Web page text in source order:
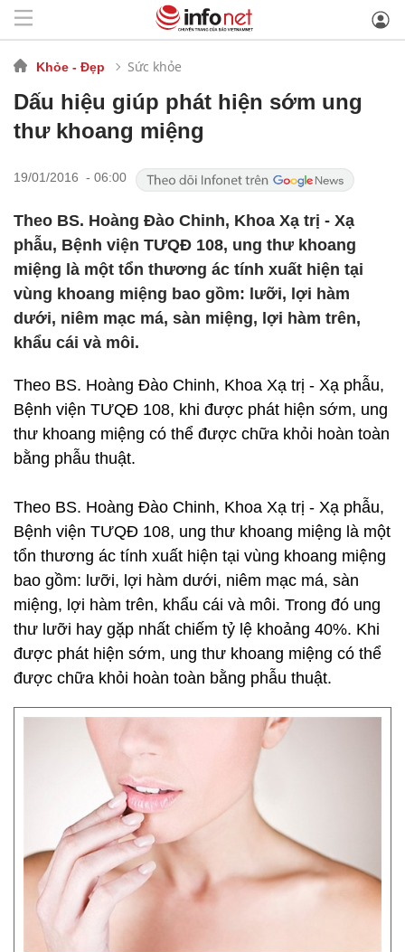
Khỏe - Đẹp Sức khỏe
Dấu hiệu giúp phát hiện sớm ung
thư khoang miệng
19/01/2016 - 06:00
Theo BS. Hoàng Đào Chinh, Khoa Xạ trị - Xạ
phẫu, Bệnh viện TƯQĐ 108, ung thư khoang
miệng là một tổn thương ác tính xuất hiện tại
vùng khoang miệng bao gồm: lưỡi, lợi hàm
dưới, niêm mạc má, sàn miệng, lợi hàm trên,
khẩu cái và môi.
Theo BS. Hoàng Đào Chinh, Khoa Xạ trị - Xạ phẫu,
Bệnh viện TƯQĐ 108, khi được phát hiện sớm, ung
thư khoang miệng có thể được chữa khỏi hoàn toàn
bằng phẫu thuật.
Theo BS. Hoàng Đào Chinh, Khoa Xạ trị - Xạ phẫu,
Bệnh viện TƯQĐ 108, ung thư khoang miệng là một
tổn thương ác tính xuất hiện tại vùng khoang miệng
bao gồm: lưỡi, lợi hàm dưới, niêm mạc má, sàn
miệng, lợi hàm trên, khẩu cái và môi. Trong đó ung
thư lưỡi hay gặp nhất chiếm tỷ lệ khoảng 40%. Khi
được phát hiện sớm, ung thư khoang miệng có thể
được chữa khỏi hoàn toàn bằng phẫu thuật.